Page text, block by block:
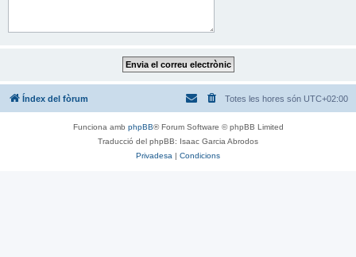
Índex del fòrum Totes les hores són UTC+02:00
Funciona amb phpBB® Forum Software © phpBB Limited
Traducció del phpBB: Isaac Garcia Abrodos
Privadesa | Condicions